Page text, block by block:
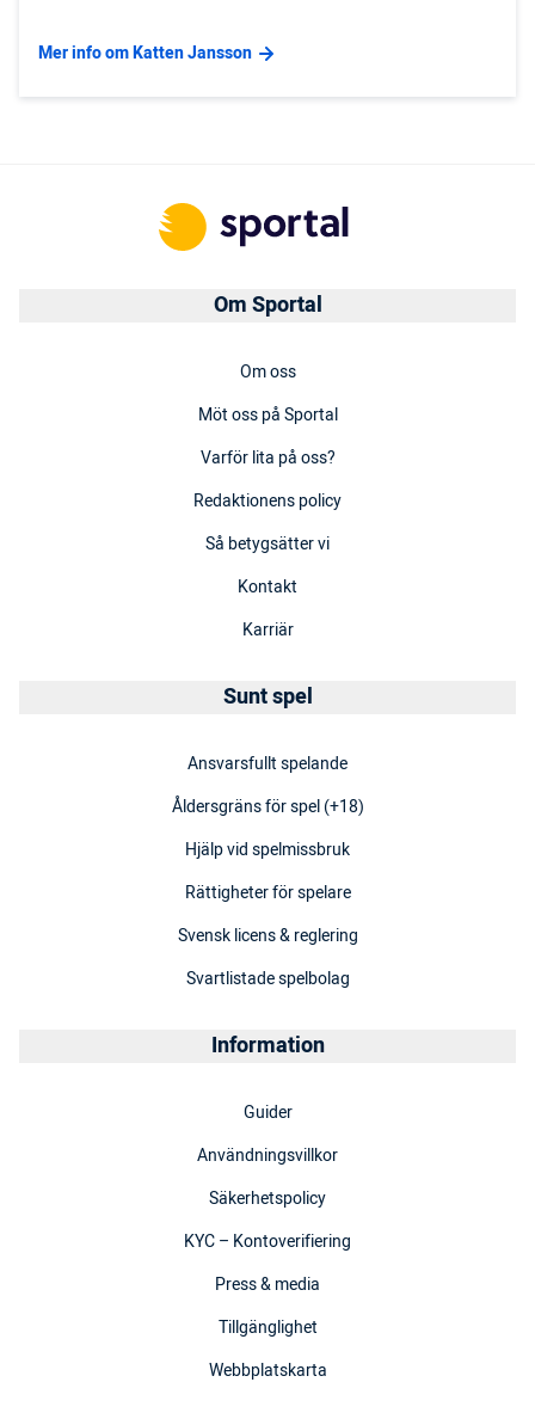
Mer info om Katten Jansson
Om Sportal
Om oss
Möt oss på Sportal
Varför lita på oss?
Redaktionens policy
Så betygsätter vi
Kontakt
Karriär
Sunt spel
Ansvarsfullt spelande
Åldersgräns för spel (+18)
Hjälp vid spelmissbruk
Rättigheter för spelare
Svensk licens & reglering
Svartlistade spelbolag
Information
Guider
Användningsvillkor
Säkerhetspolicy
KYC – Kontoverifiering
Press & media
Tillgänglighet
Webbplatskarta